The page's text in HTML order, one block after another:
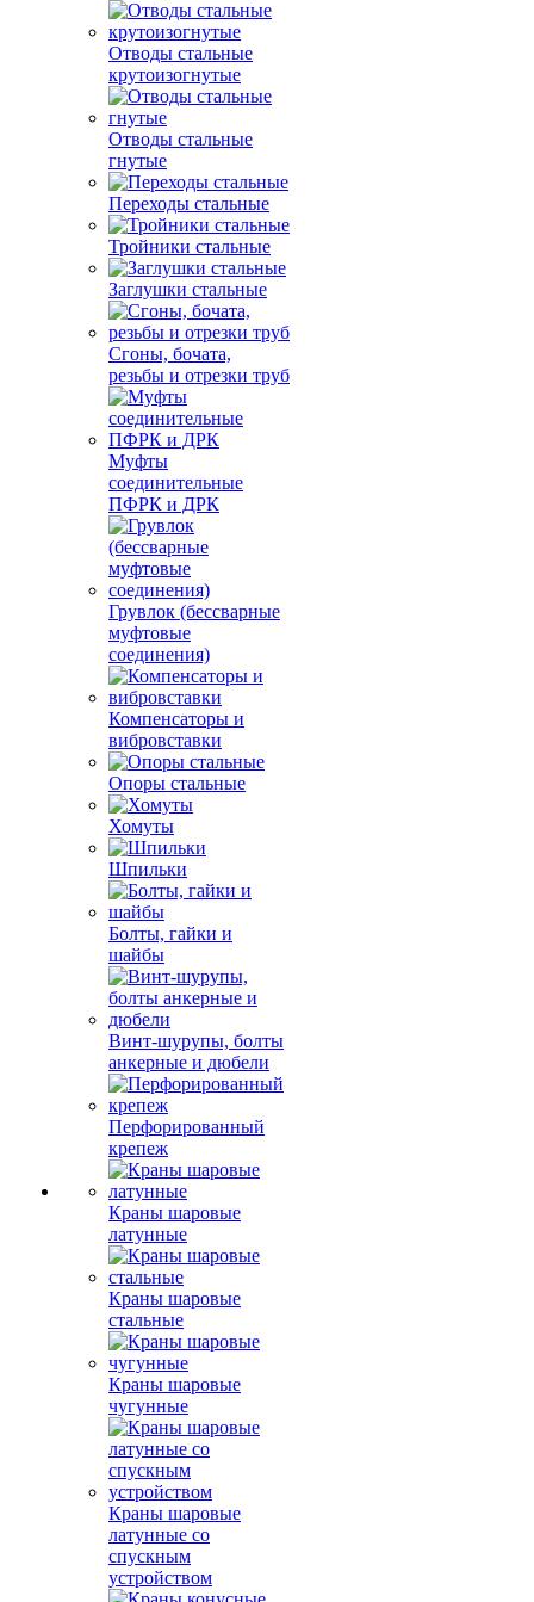
Отводы стальные
крутоизогнутые
Отводы стальные
гнутые
Переходы стальные
Тройники стальные
Заглушки стальные
Сгоны, бочата,
резьбы и отрезки труб
Муфты
соединительные
ПФРК и ДРК
Грувлок (бессварные
муфтовые
соединения)
Компенсаторы и
вибровставки
Опоры стальные
Хомуты
Шпильки
Болты, гайки и
шайбы
Винт-шурупы, болты
анкерные и дюбели
Перфорированный
крепеж
Краны шаровые
латунные
Краны шаровые
стальные
Краны шаровые
чугунные
Краны шаровые
латунные со
спускным
устройством